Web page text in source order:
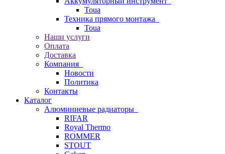
Toua
Техника прямого монтажа
Toua
Наши услуги
Оплата
Доставка
Компания
Новости
Политика
Контакты
Каталог
Алюминиевые радиаторы
RIFAR
Royal Thermo
ROMMER
STOUT